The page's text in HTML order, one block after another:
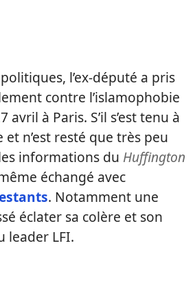
l’ex-député a pris
contre l’islamophobie
avril à Paris. S’il s’est tenu à
et n’est resté que très peu
informations du Huffington
échangé avec
. Notamment une
éclater sa colère et son
leader LFI.